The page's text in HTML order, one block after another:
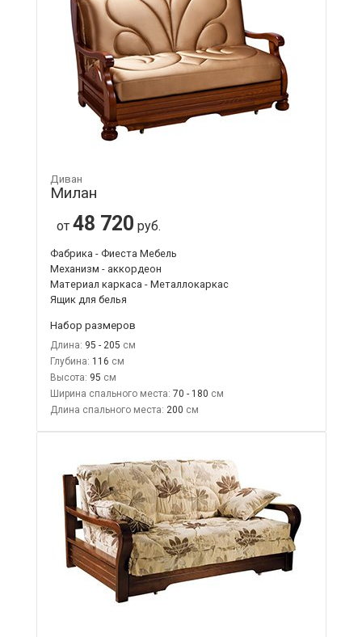
Диван
Милан
от 48 720 руб.
Фабрика - Фиеста Мебель
Механизм - аккордеон
Материал каркаса - Металлокаркас
Ящик для белья
Набор размеров
Длина: 95 - 205
Глубина: 116
Высота: 95
Ширина спального места: 70 - 180
Длина спального места: 200